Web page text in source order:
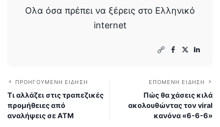
Ολα όσα πρέπει να ξέρεις στο Ελληνικό
internet
ΠΡΟΗΓΟΎΜΕΝΗ ΕΊΔΗΣΗ
Τι αλλάζει στις τραπεζικές
προμήθειες από
αναλήψεις σε ATM
ΕΠΌΜΕΝΗ ΕΊΔΗΣΗ
Πώς θα χάσεις κιλά
ακολουθώντας τον viral
κανόνα «6-6-6»